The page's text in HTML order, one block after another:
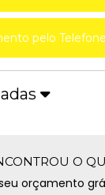
pelo Telefone
O
orçamento